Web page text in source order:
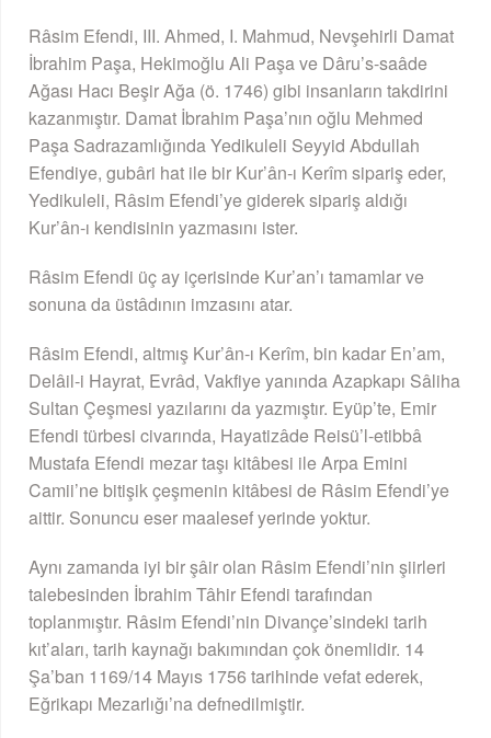
Râsim Efendi, III. Ahmed, I. Mahmud, Nevşehirli Damat
İbrahim Paşa, Hekimoğlu Ali Paşa ve Dâru’s-saâde
Ağası Hacı Beşir Ağa (ö. 1746) gibi insanların takdirini
kazanmıştır. Damat İbrahim Paşa’nın oğlu Mehmed
Paşa Sadrazamlığında Yedikuleli Seyyid Abdullah
Efendiye, gubâri hat ile bir Kur’ân-ı Kerîm sipariş eder,
Yedikuleli, Râsim Efendi’ye giderek sipariş aldığı
Kur’ân-ı kendisinin yazmasını ister.
Râsim Efendi üç ay içerisinde Kur’an’ı tamamlar ve
sonuna da üstâdının imzasını atar.
Râsim Efendi, altmış Kur’ân-ı Kerîm, bin kadar En’am,
Delâil-i Hayrat, Evrâd, Vakfiye yanında Azapkapı Sâliha
Sultan Çeşmesi yazılarını da yazmıştır. Eyüp’te, Emir
Efendi türbesi civarında, Hayatizâde Reisü’l-etibbâ
Mustafa Efendi mezar taşı kitâbesi ile Arpa Emini
Camii’ne bitişik çeşmenin kitâbesi de Râsim Efendi’ye
aittir. Sonuncu eser maalesef yerinde yoktur.
Aynı zamanda iyi bir şâir olan Râsim Efendi’nin şiirleri
talebesinden İbrahim Tâhir Efendi tarafından
toplanmıştır. Râsim Efendi’nin Divançe’sindeki tarih
kıt’aları, tarih kaynağı bakımından çok önemlidir. 14
Şa’ban 1169/14 Mayıs 1756 tarihinde vefat ederek,
Eğrikapı Mezarlığı’na defnedilmiştir.